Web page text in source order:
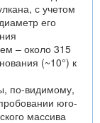
с учетом
его
– около 315
(~10°) к
по-видимому,
юго-
массива